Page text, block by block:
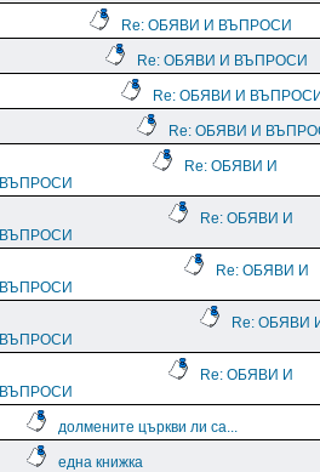
Re: ОБЯВИ И ВЪПРОСИ
Re: ОБЯВИ И ВЪПРОСИ
Re: ОБЯВИ И
Re: ОБЯВИ И
Re: ОБЯВИ И
ВЪПРОСИ
Re: ОБЯВИ И
ВЪПРОСИ
Re: ОБЯВИ И
ВЪПРОСИ
Re: ОБЯВИ
ВЪПРОСИ
Re: ОБЯВИ И
ВЪПРОСИ
долмените църкви ли са...
една книжка